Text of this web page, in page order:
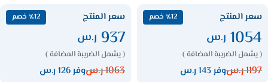
سعر المنتج ٪12 خصم
1054 ر.س
( يشمل الضريبة المضافة )
1197ر.سوفر 143 ر.س
سعر المنتج ٪12 خصم
937 ر.س
( يشمل الضريبة المضافة )
1063ر.سوفر 126 ر.س